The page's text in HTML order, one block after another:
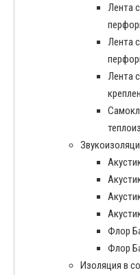
Лента
Лента
Лента
Флор
Флор
Изоляция в